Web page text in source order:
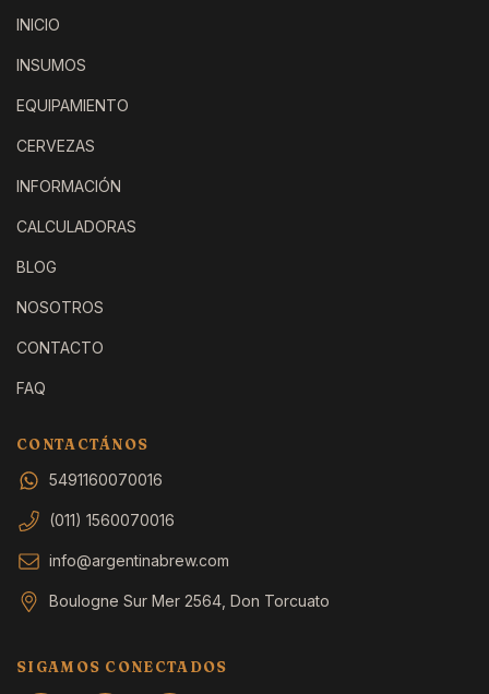
INICIO
INSUMOS
EQUIPAMIENTO
CERVEZAS
INFORMACIÓN
CALCULADORAS
BLOG
NOSOTROS
CONTACTO
FAQ
CONTACTÁNOS
5491160070016
(011) 1560070016
info@argentinabrew.com
Boulogne Sur Mer 2564, Don Torcuato
SIGAMOS CONECTADOS